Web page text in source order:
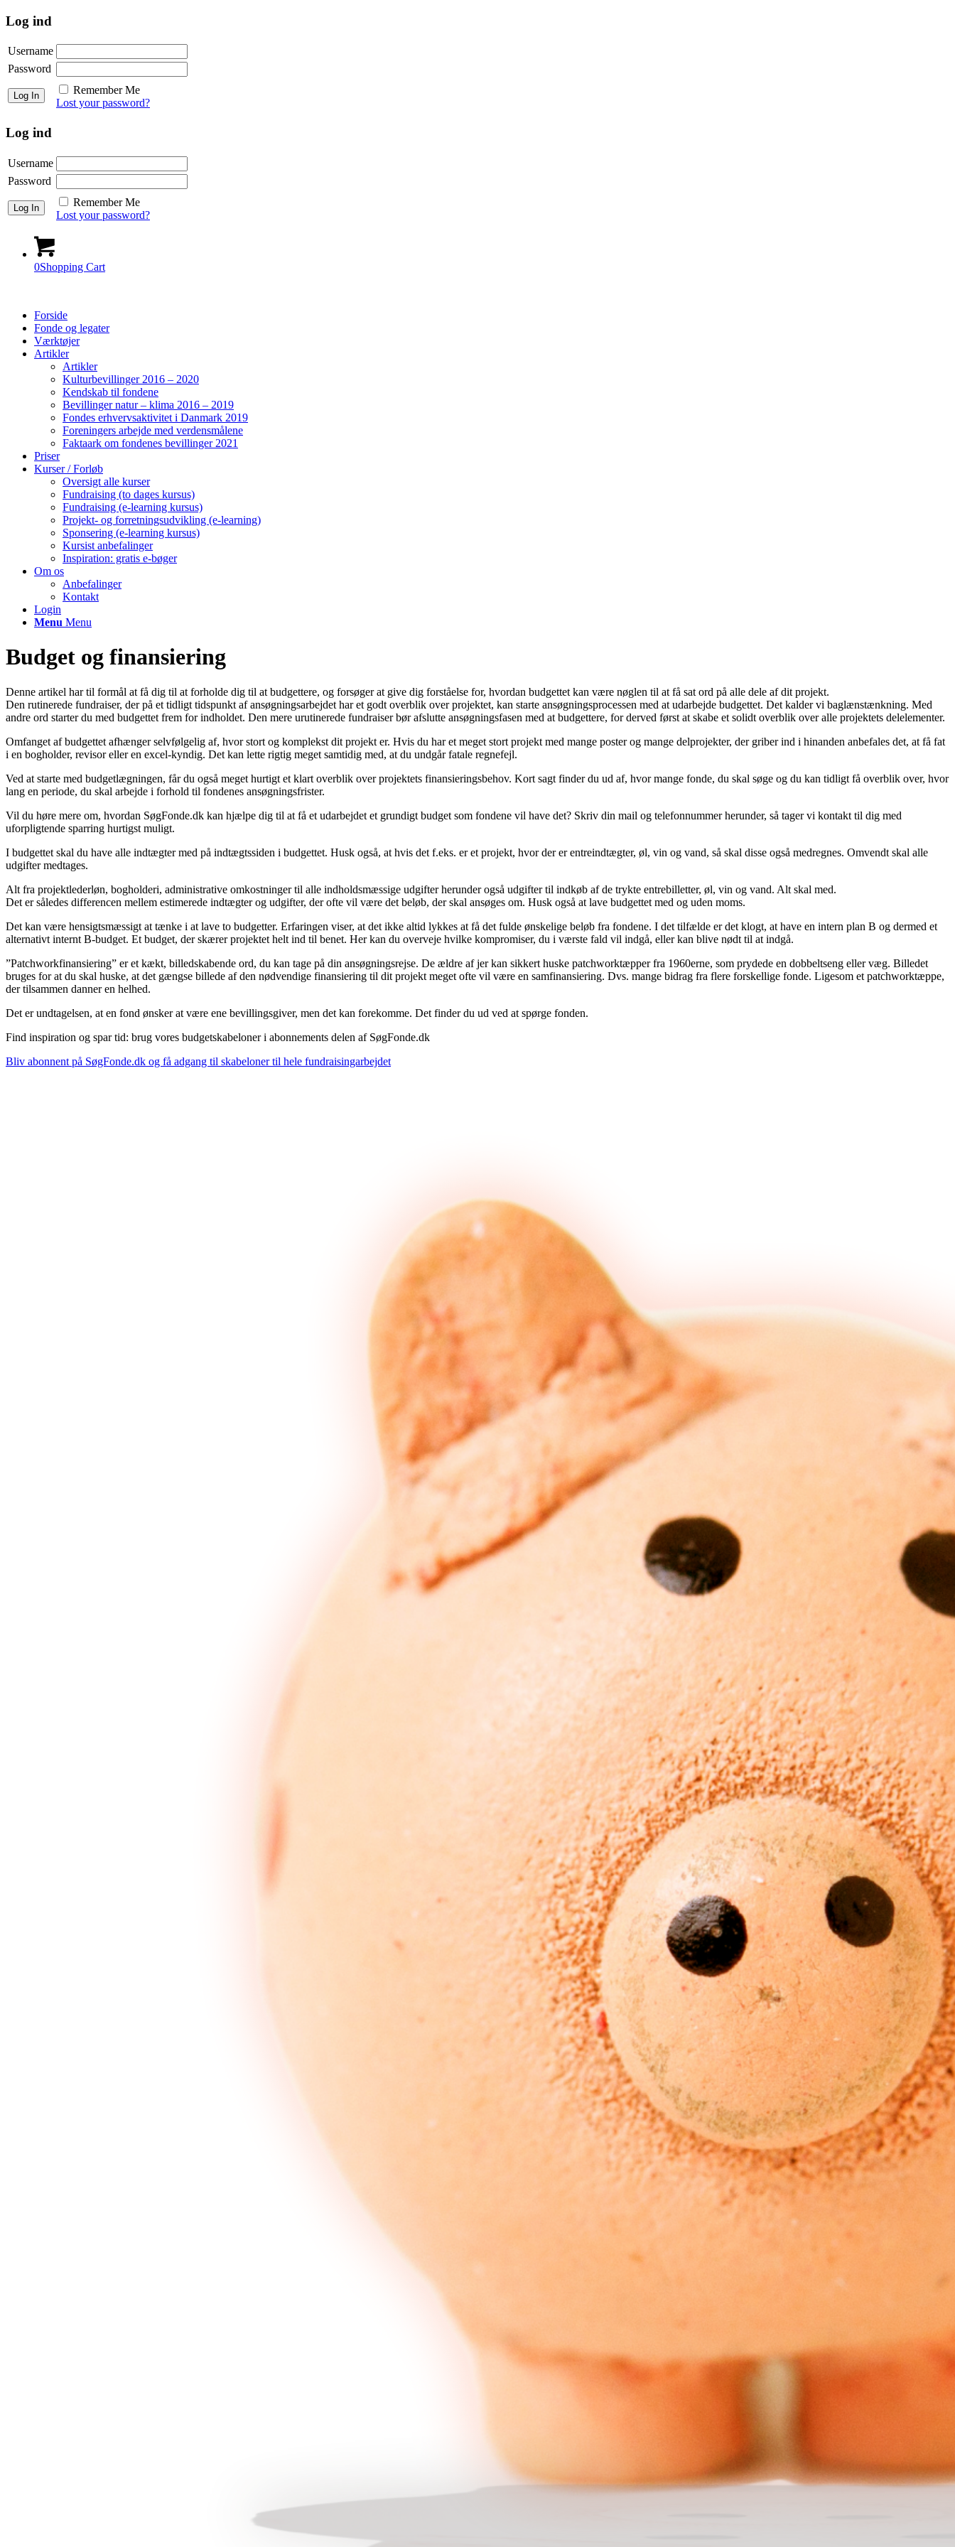
Log ind
Username
Password
Remember Me
Lost your password?
Log ind
Username
Password
Remember Me
Lost your password?
0Shopping Cart
Forside
Fonde og legater
Værktøjer
Artikler
Artikler
Kulturbevillinger 2016 – 2020
Kendskab til fondene
Bevillinger natur – klima 2016 – 2019
Fondes erhvervsaktivitet i Danmark 2019
Foreningers arbejde med verdensmålene
Faktaark om fondenes bevillinger 2021
Priser
Kurser / Forløb
Oversigt alle kurser
Fundraising (to dages kursus)
Fundraising (e-learning kursus)
Projekt- og forretningsudvikling (e-learning)
Sponsering (e-learning kursus)
Kursist anbefalinger
Inspiration: gratis e-bøger
Om os
Anbefalinger
Kontakt
Login
Menu Menu
Budget og finansiering
Denne artikel har til formål at få dig til at forholde dig til at budgettere, og forsøger at give dig forståelse for, hvordan budgettet kan være nøglen til at få sat ord på alle dele af dit projekt.
Den rutinerede fundraiser, der på et tidligt tidspunkt af ansøgningsarbejdet har et godt overblik over projektet, kan starte ansøgningsprocessen med at udarbejde budgettet. Det kalder vi baglænstænkning. Med
andre ord starter du med budgettet frem for indholdet. Den mere urutinerede fundraiser bør afslutte ansøgningsfasen med at budgettere, for derved først at skabe et solidt overblik over alle projektets delelementer.
Omfanget af budgettet afhænger selvfølgelig af, hvor stort og komplekst dit projekt er. Hvis du har et meget stort projekt med mange poster og mange delprojekter, der griber ind i hinanden anbefales det, at få fat
i en bogholder, revisor eller en excel-kyndig. Det kan lette rigtig meget samtidig med, at du undgår fatale regnefejl.
Ved at starte med budgetlægningen, får du også meget hurtigt et klart overblik over projektets finansieringsbehov. Kort sagt finder du ud af, hvor mange fonde, du skal søge og du kan tidligt få overblik over, hvor
lang en periode, du skal arbejde i forhold til fondenes ansøgningsfrister.
Vil du høre mere om, hvordan SøgFonde.dk kan hjælpe dig til at få et udarbejdet et grundigt budget som fondene vil have det? Skriv din mail og telefonnummer herunder, så tager vi kontakt til dig med
uforpligtende sparring hurtigst muligt.
I budgettet skal du have alle indtægter med på indtægtssiden i budgettet. Husk også, at hvis det f.eks. er et projekt, hvor der er entreindtægter, øl, vin og vand, så skal disse også medregnes. Omvendt skal alle
udgifter medtages.
Alt fra projektlederløn, bogholderi, administrative omkostninger til alle indholdsmæssige udgifter herunder også udgifter til indkøb af de trykte entrebilletter, øl, vin og vand. Alt skal med.
Det er således differencen mellem estimerede indtægter og udgifter, der ofte vil være det beløb, der skal ansøges om. Husk også at lave budgettet med og uden moms.
Det kan være hensigtsmæssigt at tænke i at lave to budgetter. Erfaringen viser, at det ikke altid lykkes at få det fulde ønskelige beløb fra fondene. I det tilfælde er det klogt, at have en intern plan B og dermed et
alternativt internt B-budget. Et budget, der skærer projektet helt ind til benet. Her kan du overveje hvilke kompromiser, du i værste fald vil indgå, eller kan blive nødt til at indgå.
”Patchworkfinansiering” er et kækt, billedskabende ord, du kan tage på din ansøgningsrejse. De ældre af jer kan sikkert huske patchworktæpper fra 1960erne, som prydede en dobbeltseng eller væg. Billedet
bruges for at du skal huske, at det gængse billede af den nødvendige finansiering til dit projekt meget ofte vil være en samfinansiering. Dvs. mange bidrag fra flere forskellige fonde. Ligesom et patchworktæppe,
der tilsammen danner en helhed.
Det er undtagelsen, at en fond ønsker at være ene bevillingsgiver, men det kan forekomme. Det finder du ud ved at spørge fonden.
Find inspiration og spar tid: brug vores budgetskabeloner i abonnements delen af SøgFonde.dk
Bliv abonnent på SøgFonde.dk og få adgang til skabeloner til hele fundraisingarbejdet